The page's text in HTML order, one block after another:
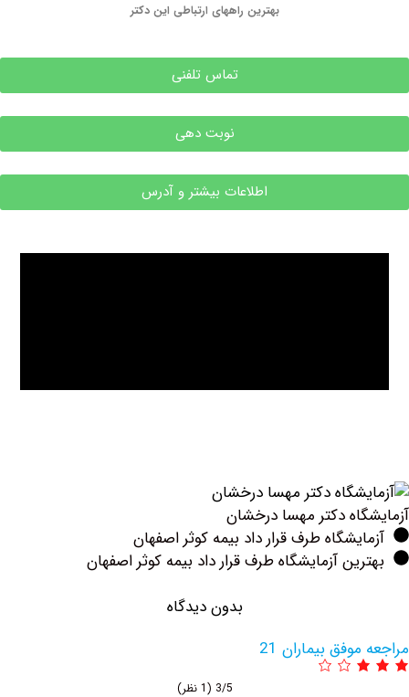
بهترین راههای ارتباطی این دکتر
تماس تلفنی
نوبت دهی
اطلاعات بیشتر و آدرس
دکتر مهسا درخشان
طرف قرار داد بیمه کوثر اصفهان
آزمایشگاه طرف قرار داد بیمه کوثر اصفهان
بدون دیدگاه
بیماران 21